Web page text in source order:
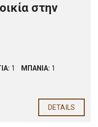
στην
1 ΜΠΑΝΙΑ: 1
DETAILS